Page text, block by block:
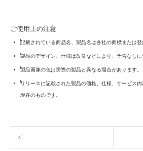
ご使用上の注意
記載されている商品名、製品名は各社の商標または登
製品のデザイン、仕様は改良などにより、予告なしに
製品画像の色は実際の製品と異なる場合があります。
リリースに記載された製品の価格、仕様、サービス
現在のものです。